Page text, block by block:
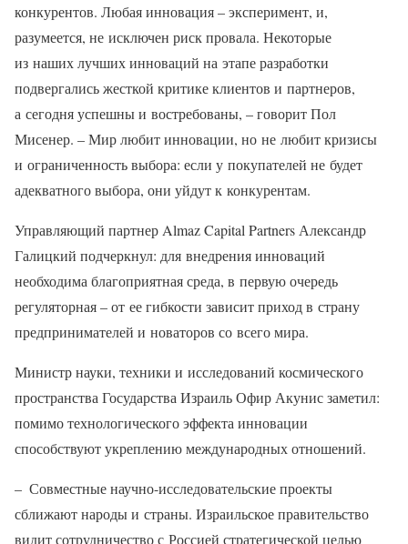
конкурентов. Любая инновация – эксперимент, и,
разумеется, не исключен риск провала. Некоторые
из наших лучших инноваций на этапе разработки
подвергались жесткой критике клиентов и партнеров,
а сегодня успешны и востребованы, – говорит Пол
Мисенер. – Мир любит инновации, но не любит кризисы
и ограниченность выбора: если у покупателей не будет
адекватного выбора, они уйдут к конкурентам.
Управляющий партнер Almaz Capital Partners Александр
Галицкий подчеркнул: для внедрения инноваций
необходима благоприятная среда, в первую очередь
регуляторная – от ее гибкости зависит приход в страну
предпринимателей и новаторов со всего мира.
Министр науки, техники и исследований космического
пространства Государства Израиль Офир Акунис заметил:
помимо технологического эффекта инновации
способствуют укреплению международных отношений.
– Совместные научно-исследовательские проекты
сближают народы и страны. Израильское правительство
видит сотрудничество с Россией стратегической целью